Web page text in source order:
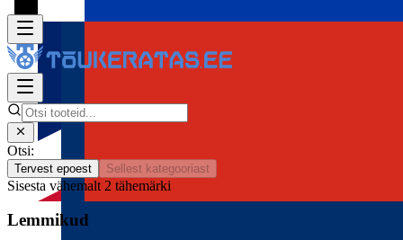
Otsi:
Tervest epoest Sellest kategooriast
Sisesta vähemalt 2 tähemärki
Lemmikud